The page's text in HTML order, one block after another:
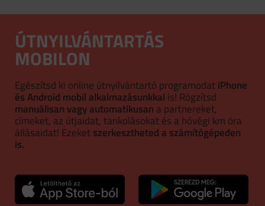
ÚTNYILVÁNTARTÁS
MOBILON
Egészítsd ki online útnyilvántartó programodatiPhone
és Android mobil alkalmazásunkkal is! Rögzítsd
manuálisan vagy automatikusan a partnereket,
címeket, az útjaidat, tankolásokat és a hóvégi km óra
állásaidat! Ezeketszerkesztheted a számítógépeden
is.